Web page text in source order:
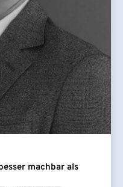
machbar als